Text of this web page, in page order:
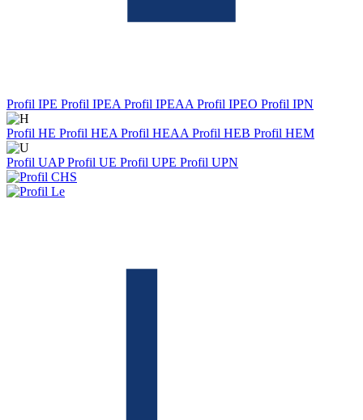
Profil IPE Profil IPEA Profil IPEAA Profil IPEO Profil IPN
Profil HE Profil HEA Profil HEAA Profil HEB Profil HEM
Profil UAPProfil UE Profil UPE Profil UPN